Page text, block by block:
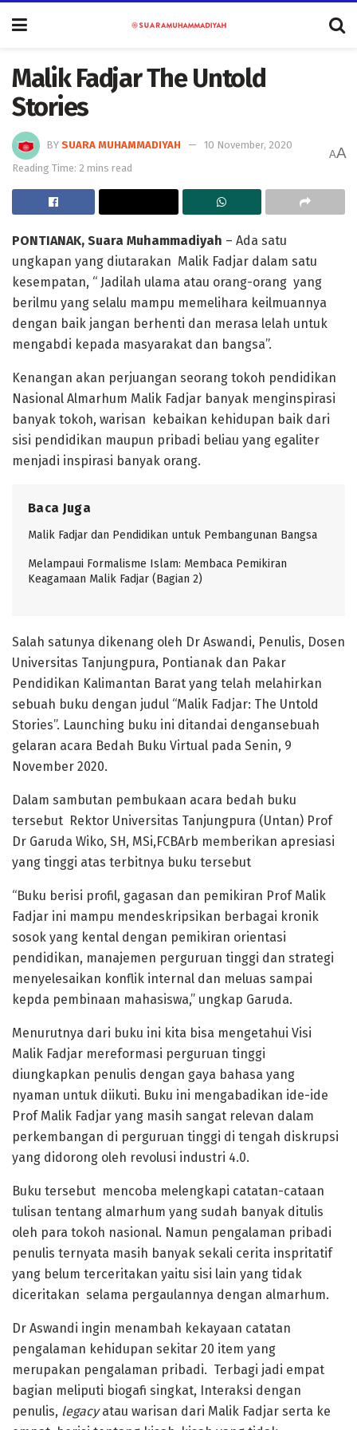
Malik Fadjar The Untold
Stories
BY SUARA MUHAMMADIYAH
10 November, 2020
Reading Time: 2 mins read
AA
PONTIANAK, Suara Muhammadiyah – Ada satu
ungkapan yang diutarakan Malik Fadjar dalam satu
kesempatan, “ Jadilah ulama atau orang-orang yang
berilmu yang selalu mampu memelihara keilmuannya
dengan baik jangan berhenti dan merasa lelah untuk
mengabdi kepada masyarakat dan bangsa”.
Kenangan akan perjuangan seorang tokoh pendidikan
Nasional Almarhum Malik Fadjar banyak menginspirasi
banyak tokoh, warisan kebaikan kehidupan baik dari
sisi pendidikan maupun pribadi beliau yang egaliter
menjadi inspirasi banyak orang.
Baca Juga
Malik Fadjar dan Pendidikan untuk Pembangunan Bangsa
Melampaui Formalisme Islam: Membaca Pemikiran
Keagamaan Malik Fadjar (Bagian 2)
Salah satunya dikenang oleh Dr Aswandi, Penulis, Dosen
Universitas Tanjungpura, Pontianak dan Pakar
Pendidikan Kalimantan Barat yang telah melahirkan
sebuah buku dengan judul “Malik Fadjar: The Untold
Stories”. Launching buku ini ditandai dengansebuah
gelaran acara Bedah Buku Virtual pada Senin, 9
November 2020.
Dalam sambutan pembukaan acara bedah buku
tersebut Rektor Universitas Tanjungpura (Untan) Prof
Dr Garuda Wiko, SH, MSi,FCBArb memberikan apresiasi
yang tinggi atas terbitnya buku tersebut
“Buku berisi profil, gagasan dan pemikiran Prof Malik
Fadjar ini mampu mendeskripsikan berbagai kronik
sosok yang kental dengan pemikiran orientasi
pendidikan, manajemen perguruan tinggi dan strategi
menyelesaikan konflik internal dan meluas sampai
kepda pembinaan mahasiswa,” ungkap Garuda.
Menurutnya dari buku ini kita bisa mengetahui Visi
Malik Fadjar mereformasi perguruan tinggi
diungkapkan penulis dengan gaya bahasa yang
nyaman untuk diikuti. Buku ini mengabadikan ide-ide
Prof Malik Fadjar yang masih sangat relevan dalam
perkembangan di perguruan tinggi di tengah diskrupsi
yang didorong oleh revolusi industri 4.0.
Buku tersebut mencoba melengkapi catatan-cataan
tulisan tentang almarhum yang sudah banyak ditulis
oleh para tokoh nasional. Namun pengalaman pribadi
penulis ternyata masih banyak sekali cerita inspritatif
yang belum terceritakan yaitu sisi lain yang tidak
diceritakan selama pergaulannya dengan almarhum.
Dr Aswandi ingin menambah kekayaan catatan
pengalaman kehidupan sekitar 20 item yang
merupakan pengalaman pribadi. Terbagi jadi empat
bagian meliputi biogafi singkat, Interaksi dengan
penulis, legacyatau warisan dari Malik Fadjar serta ke